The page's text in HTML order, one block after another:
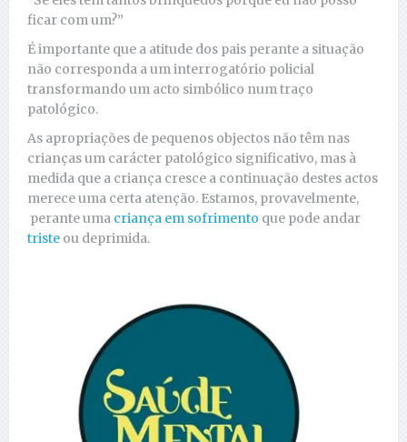
ficar com um?”
É importante que a atitude dos pais perante a situação
não corresponda a um interrogatório policial
transformando um acto simbólico num traço
patológico.
As apropriações de pequenos objectos não têm nas
crianças um carácter patológico significativo, mas à
medida que a criança cresce a continuação destes actos
merece uma certa atenção. Estamos, provavelmente,
perante uma criança em sofrimento que pode andar
triste ou deprimida.